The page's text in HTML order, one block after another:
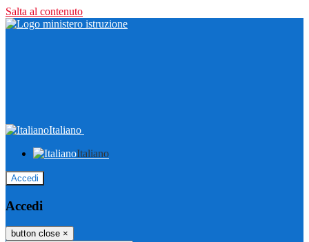
Salta al contenuto
Italiano
Italiano
Accedi
Accedi
button close ×